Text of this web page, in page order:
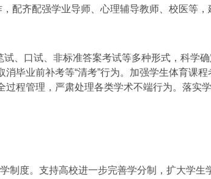
配齐配强学业导师、心理辅导教师、校医等
、口试、非标准答案考试等多种形式，科学
毕业前补考等“清考”行为。加强学生体育课程
过程管理，严肃处理各类学术不端行为。落实
度。支持高校进一步完善学分制，扩大学生